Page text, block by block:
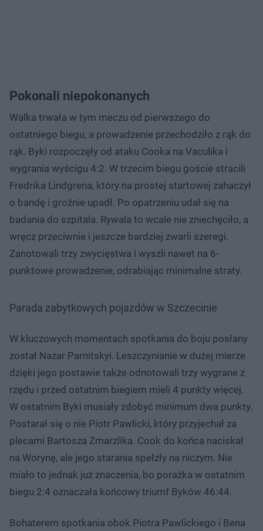
Pokonali niepokonanych
Walka trwała w tym meczu od pierwszego do
ostatniego biegu, a prowadzenie przechodziło z rąk do
rąk. Byki rozpoczęły od ataku Cooka na Vaculika i
wygrania wyścigu 4:2. W trzecim biegu goście stracili
Fredrika Lindgrena, który na prostej startowej zahaczył
o bandę i groźnie upadł. Po opatrzeniu udał się na
badania do szpitala. Rywala to wcale nie zniechęciło, a
wręcz przeciwnie i jeszcze bardziej zwarli szeregi.
Zanotowali trzy zwycięstwa i wyszli nawet na 6-
punktowe prowadzenie, odrabiając minimalne straty.
Parada zabytkowych pojazdów w Szczecinie
W kluczowych momentach spotkania do boju posłany
został Nazar Parnitskyi. Leszczynianie w dużej mierze
dzięki jego postawie także odnotowali trzy wygrane z
rzędu i przed ostatnim biegiem mieli 4 punkty więcej.
W ostatnim Byki musiały zdobyć minimum dwa punkty.
Postarał się o nie Piotr Pawlicki, który przyjechał za
plecami Bartosza Zmarzlika. Cook do końca naciskał
na Worynę, ale jego starania spełzły na niczym. Nie
miało to jednak już znaczenia, bo porażka w ostatnim
biegu 2:4 oznaczała końcowy triumf Byków 46:44.
Bohaterem spotkania obok Piotra Pawlickiego i Bena